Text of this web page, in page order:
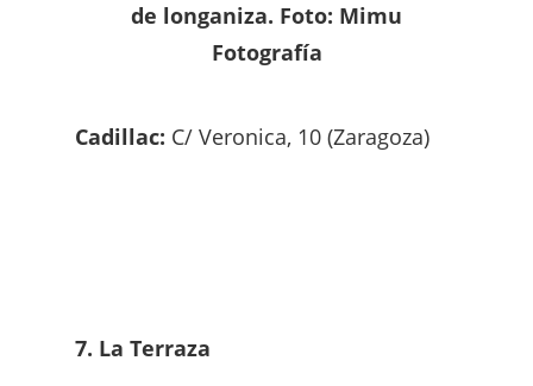
de longaniza. Foto: Mimu
Fotografía
Cadillac: C/ Veronica, 10 (Zaragoza)
7. La Terraza